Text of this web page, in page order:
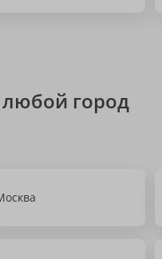
любой город